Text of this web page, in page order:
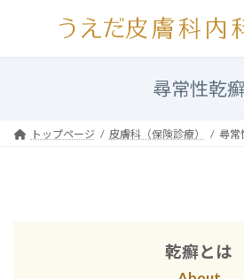
尋常性乾癬
トップページ 皮膚科（保険診療） 尋常
乾癬とは